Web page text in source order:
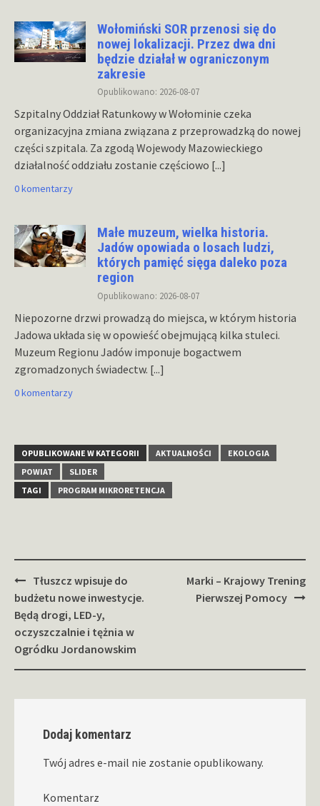
Wołomiński SOR przenosi się do
nowej lokalizacji. Przez dwa dni
będzie działał w ograniczonym
zakresie
Opublikowano: 2026-08-07
Szpitalny Oddział Ratunkowy w Wołominie czeka
organizacyjna zmiana związana z przeprowadzką do nowej
części szpitala. Za zgodą Wojewody Mazowieckiego
działalność oddziału zostanie częściowo [...]
0 komentarzy
Małe muzeum, wielka historia.
Jadów opowiada o losach ludzi,
których pamięć sięga daleko poza
region
Opublikowano: 2026-08-07
Niepozorne drzwi prowadzą do miejsca, w którym historia
Jadowa układa się w opowieść obejmującą kilka stuleci.
Muzeum Regionu Jadów imponuje bogactwem
zgromadzonych świadectw. [...]
0 komentarzy
OPUBLIKOWANE W KATEGORII AKTUALNOŚCI
EKOLOGIA
POWIAT
SLIDER
TAGI
PROGRAM MIKRORETENCJA
Zobacz
wpisy
Tłuszcz wpisuje do
budżetu nowe inwestycje.
Będą drogi, LED-y,
oczyszczalnie i tężnia w
Ogródku Jordanowskim
Marki – Krajowy Trening
Pierwszej Pomocy
Dodaj komentarz
Twój adres e-mail nie zostanie opublikowany.
Komentarz